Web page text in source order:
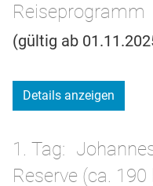
Reiseprogramm
(gültig ab
Details anzeigen
1. Tag
Reserve (ca. 190